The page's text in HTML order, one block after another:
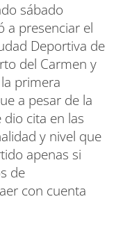
sábado
a presenciar el
Deportiva de
del Carmen y
primera
a pesar de la
cita en las
y nivel que
apenas si
de
con cuenta